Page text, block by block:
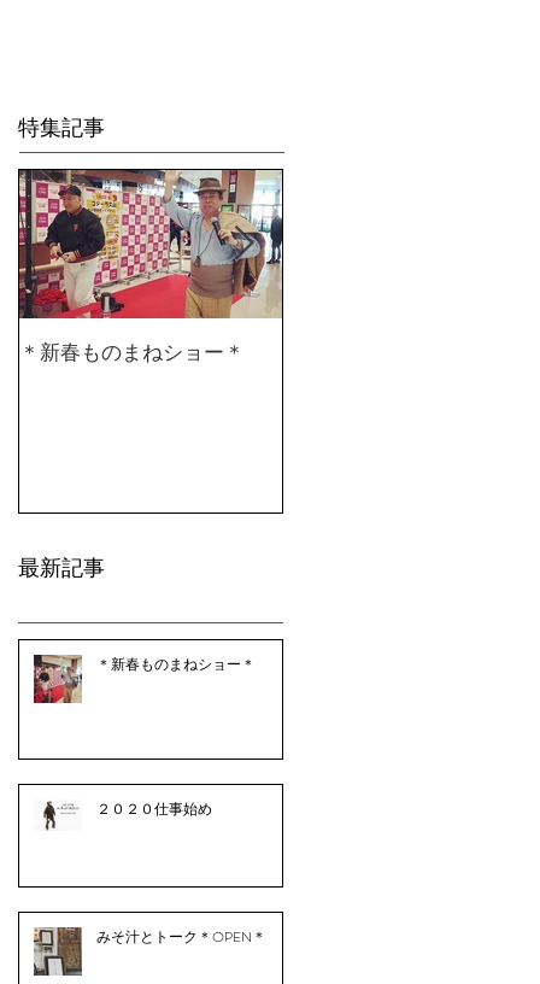
特集記事
＊新春ものまねショー＊
最新記事
＊新春ものまねショー＊
２０２０仕事始め
みそ汁とトーク＊OPEN＊